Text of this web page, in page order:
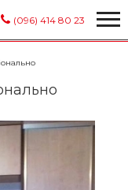
(096) 414 80 23